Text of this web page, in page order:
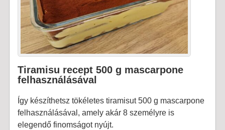
Tiramisu recept 500 g mascarpone
felhasználásával
Így készíthetsz tökéletes tiramisut 500 g mascarpone
felhasználásával, amely akár 8 személyre is
elegendő finomságot nyújt.